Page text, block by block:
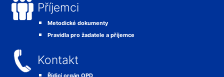
Příjemci
Metodické dokumenty
Pravidla pro žadatele a příjemce
Kontakt
Řídicí orgán OPD